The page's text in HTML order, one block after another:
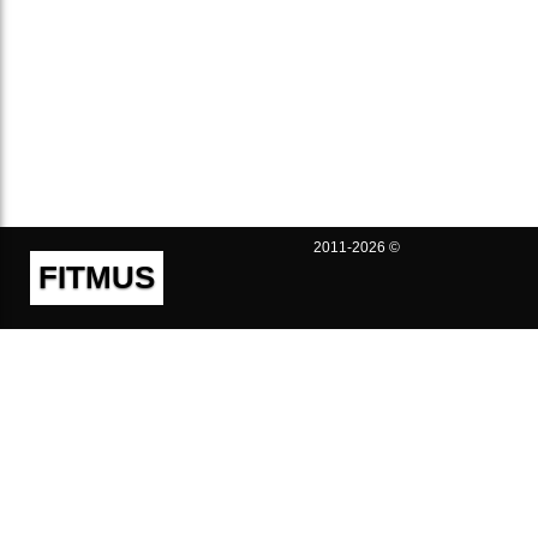
FITMUS
2011-2026 ©